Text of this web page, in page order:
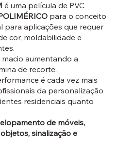
é uma película de PVC
para o conceito
para aplicações que requer
cor, moldabilidade e
aumentando a
de recorte.
é cada vez mais
da personalização
residenciais quanto
de móveis,
sinalização e